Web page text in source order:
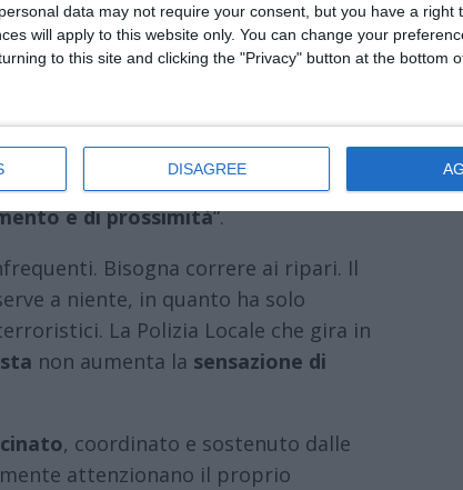
data may not require your consent, but you have a right
will apply to this website only. You can change your
to this site and clicking the "Privacy" button at the bottom
DISAGREE
per La Comune, chiede di “riattivare
, e così pure perorare lo stesso per il
la preoccupazione delle persone
e di prossimità“.
Bisogna correre ai ripari. Il
a niente, in quanto ha solo
La Polizia Locale che gira in
non aumenta la sensazione di
, coordinato e sostenuto dalle
attenzionano il proprio